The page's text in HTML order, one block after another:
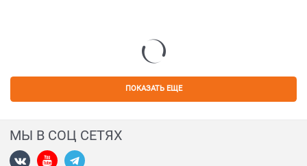
ПОКАЗАТЬ ЕЩЕ
МЫ В СОЦ СЕТЯХ